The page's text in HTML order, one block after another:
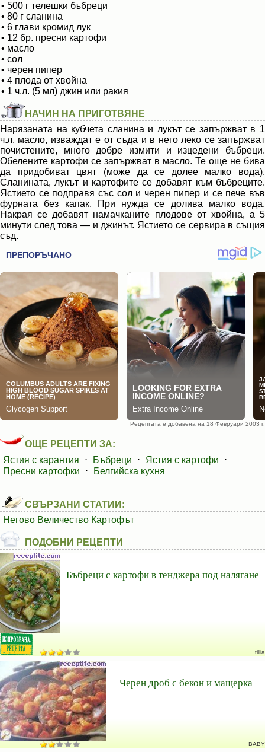
• 500 г телешки бъбреци
• 80 г сланина
• 6 глави кромид лук
• 12 бр. пресни картофи
• масло
• сол
• черен пипер
• 4 плода от хвойна
• 1 ч.л. (5 мл) джин или ракия
НАЧИН НА ПРИГОТВЯНЕ
Нарязаната на кубчета сланина и лукът се запържват в 1
ч.л. масло, изваждат е от съда и в него леко се запържват
почистените, много добре измити и изцедени бъбреци.
Обелените картофи се запържват в масло. Те още не бива
да придобиват цвят (може да се долее малко вода).
Сланината, лукът и картофите се добавят към бъбреците.
Ястието се подправя със сол и черен пипер и се пече във
фурната без капак. При нужда се долива малко вода.
Накрая се добавят намачканите плодове от хвойна, а 5
минути след това — и джинът. Ястието се сервира в същия
съд.
Рецептата е добавена на 18 Февруари 2003 г.
ОЩЕ РЕЦЕПТИ ЗА:
Ястия с карантия
⋅ Бъбреци ⋅ Ястия с картофи
⋅
Пресни картофки
⋅ Белгийска кухня
СВЪРЗАНИ СТАТИИ:
Негово Величество Картофът
ПОДОБНИ РЕЦЕПТИ
Бъбреци с картофи в тенджера под налягане
tillia
Черен дроб с бекон и мащерка
BABY